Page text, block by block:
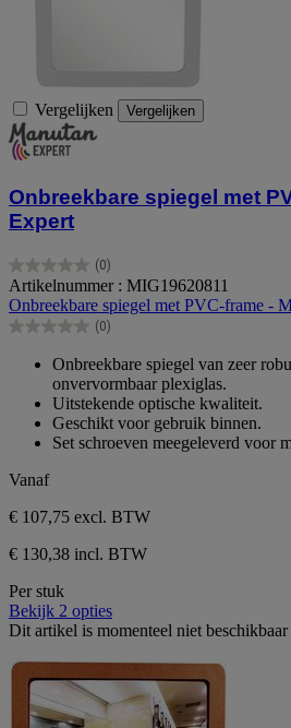
Vergelijken Vergelijken
Onbreekbare spiegel met
Expert
(0)
0.0
van
de
5
Artikelnummer : MIG19620811
Onbreekbare spiegel met PVC-frame -
(0)
0.0
sterren.
Onbreekbare spiegel van zeer
onvervormbaar plexiglas.
Uitstekende optische kwaliteit.
Geschikt voor gebruik binnen.
Set schroeven meegeleverd voor
Vanaf
€ 107,75 excl. BTW
€ 130,38 incl. BTW
Per stuk
Bekijk 2 opties
Dit artikel is momenteel niet beschikbaar